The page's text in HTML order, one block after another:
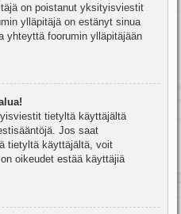
on poistanut yksityisviestit
ylläpitäjä on estänyt sinua
yhteyttä foorumin ylläpitäjään
tietyltä käyttäjältä
Jos saat
tietyltä käyttäjältä, voit
oikeudet estää käyttäjiä